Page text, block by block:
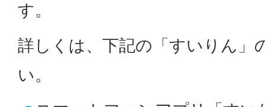
す。
詳しくは、下記の「すいりん」
い。